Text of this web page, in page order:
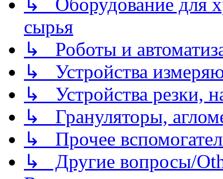
сырья
↳ Роботы и
↳ Устройства
↳ Устройства резки,
↳ Грануляторы,
↳ Прочее
↳ Другие вопросы/